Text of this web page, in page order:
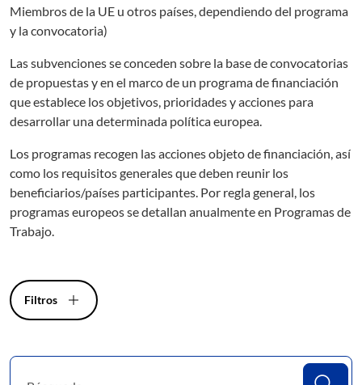
Miembros de la UE u otros países, dependiendo del programa
y la convocatoria)
Las subvenciones se conceden sobre la base de convocatorias
de propuestas y en el marco de un programa de financiación
que establece los objetivos, prioridades y acciones para
desarrollar una determinada política europea.
Los programas recogen las acciones objeto de financiación, así
como los requisitos generales que deben reunir los
beneficiarios/países participantes. Por regla general, los
programas europeos se detallan anualmente en Programas de
Trabajo.
Filtros